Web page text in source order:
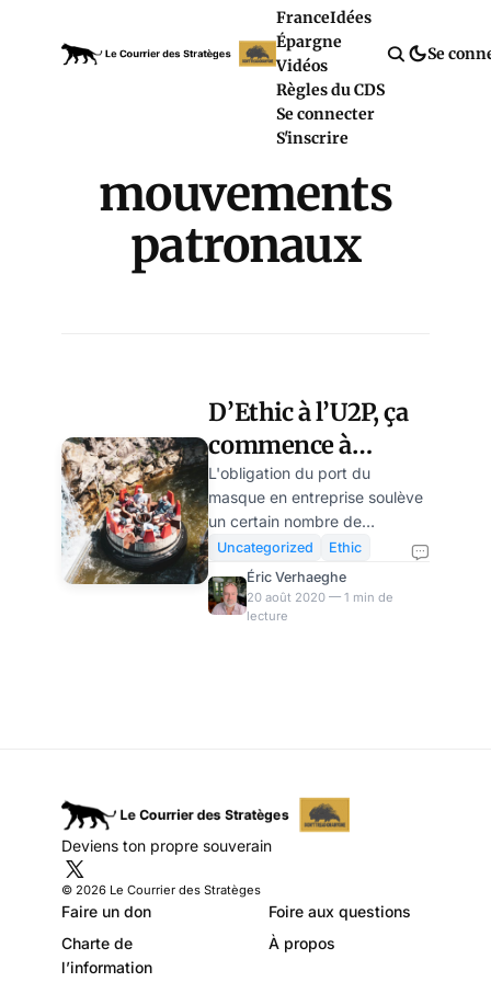
FranceIdées
Épargne
Vidéos
Règles du CDS
Se connecter
S'inscrire
Se
mouvements
patronaux
D’Ethic à l’U2P, ça
commence à
grogner dans les
mouvements
patronaux
L'obligation du port du
masque en entreprise soulève
un certain nombre de
grognements dans les
mouvements patronaux.
Globalement, la perspective
de devoir porter une partie de
gouvernement, de l’obligation
de porter le masque dans les
entreprises à compter du 1er
septembre a suscité des
réactions globalement négati
Uncategorized
Ethic
Éric Verhaeghe
20 août 2020 — 1 min de
lecture
Deviens ton propre souverain
© 2026 Le Courrier des Stratèges
Faire un don
Foire aux questions
Charte de
l’information
À propos